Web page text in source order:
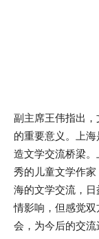
副主席王伟指出
的重要意义。上
造文学交流桥梁
秀的儿童文学作
海的文学交流，
情影响，但感觉
会，为今后的交流